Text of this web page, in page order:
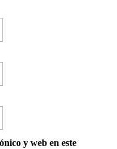
y web en este